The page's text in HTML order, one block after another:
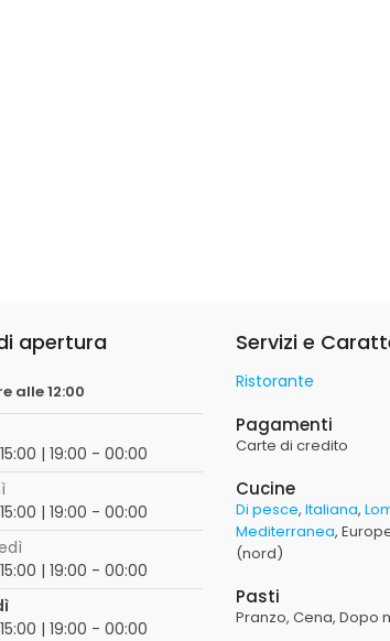
apertura
alle 12:00
| 19:00 - 00:00
| 19:00 - 00:00
| 19:00 - 00:00
| 19:00 - 00:00
Servizi e
Ristorante
Pagamenti
Carte di credito
Cucine
Di pesce Italiana
Mediterranea
(nord)
Pasti
Pranzo Cena Dopo